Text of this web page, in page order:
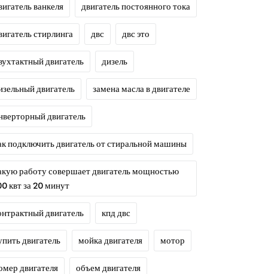
ванкеля двигатель постоянного тока
стирлинга двс двс это
двигатель дизель
двигатель замена масла в двигателе
двигатель
подключить двигатель от стиральной машины
работу совершает двигатель мощностью
квт за 20 минут
двигатель кпд двс
двигатель мойка двигателя мотор
двигателя объем двигателя